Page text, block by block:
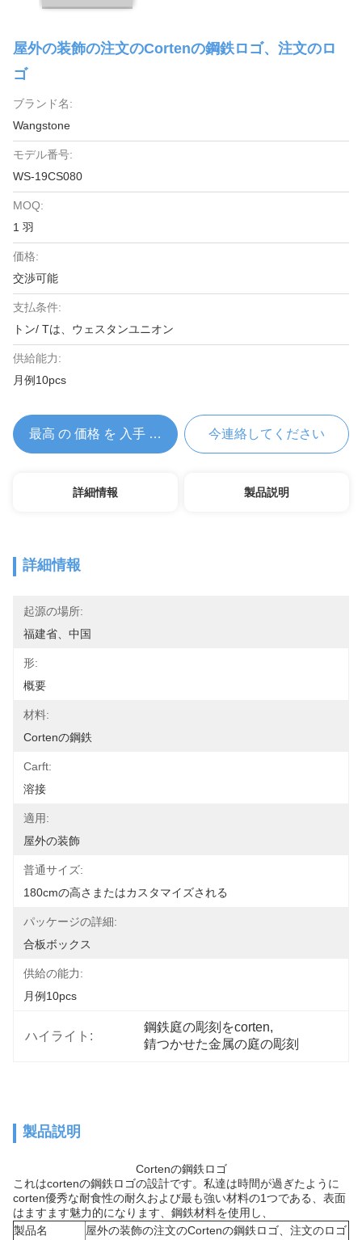
屋外の装飾の注文のCortenの鋼鉄ロゴ、注文のロ
ゴ
ブランド名:
Wangstone
モデル番号:
WS-19CS080
MOQ:
1 羽
価格:
交渉可能
支払条件:
トン/ Tは、ウェスタンユニオン
供給能力:
月例10pcs
最高 の 価格 を 入手 する 今連絡してください
詳細情報 製品説明
詳細情報
起源の場所:
福建省、中国
形:
概要
材料:
Cortenの鋼鉄
Carft:
溶接
適用:
屋外の装飾
普通サイズ:
180cmの高さまたはカスタマイズされる
パッケージの詳細:
合板ボックス
供給の能力:
月例10pcs
ハイライト:
鋼鉄庭の彫刻をcorten,
錆つかせた金属の庭の彫刻
製品説明
Cortenの鋼鉄ロゴ
これはcortenの鋼鉄ロゴの設計です。私達は時間が過ぎたように
corten優秀な耐食性の耐久および最も強い材料の1つである、表面
はますます魅力的になります、鋼鉄材料を使用し、
製品名
屋外の装飾の注文のCortenの鋼鉄ロゴ、注文のロゴ